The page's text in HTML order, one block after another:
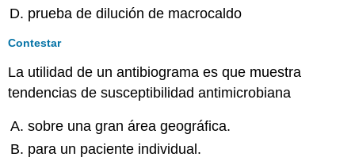
prueba de dilución de macrocaldo
Contestar
La utilidad de un antibiograma es que muestra
tendencias de susceptibilidad antimicrobiana
sobre una gran área geográfica.
para un paciente individual.